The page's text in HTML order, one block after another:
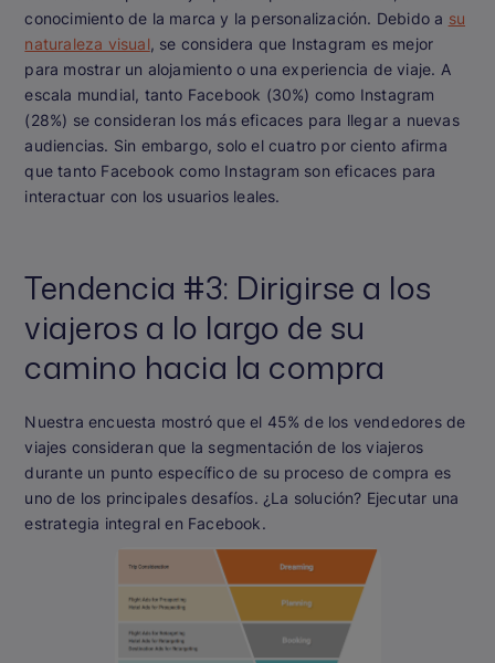
conocimiento de la marca y la personalización. Debido a su
naturaleza visual, se considera que Instagram es mejor
para mostrar un alojamiento o una experiencia de viaje. A
escala mundial, tanto Facebook (30%) como Instagram
(28%) se consideran los más eficaces para llegar a nuevas
audiencias. Sin embargo, solo el cuatro por ciento afirma
que tanto Facebook como Instagram son eficaces para
interactuar con los usuarios leales.
Tendencia #3: Dirigirse a los
viajeros a lo largo de su
camino hacia la compra
Nuestra encuesta mostró que el 45% de los vendedores de
viajes consideran que la segmentación de los viajeros
durante un punto específico de su proceso de compra es
uno de los principales desafíos. ¿La solución? Ejecutar una
estrategia integral en Facebook.